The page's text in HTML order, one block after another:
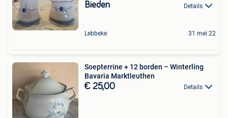
Bieden Details
Lebbeke 31 mei 22
Soepterrine + 12 borden – Winterling
Bavaria Marktleuthen
€ 25,00 Details